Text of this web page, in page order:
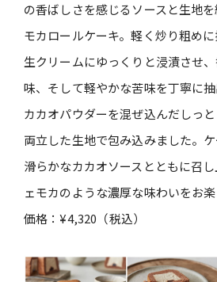
の香ばしさを感じるソースと生地
モカロールケーキ。軽く炒り粗め
生クリームにゆっくりと浸漬させ
味、そして軽やかな苦味を丁寧に抽
カカオパウダーを混ぜ込んだしっ
両立した生地で包み込みました。
滑らかなカカオソースとともに召
ェモカのような濃厚な味わいをお楽
価格：¥4,320（税込）